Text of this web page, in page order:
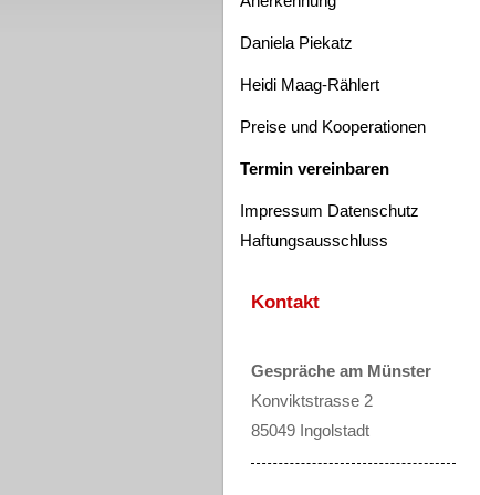
Daniela Piekatz
Heidi Maag-Rählert
Preise und Kooperationen
Termin vereinbaren
Impressum Datenschutz
Haftungsausschluss
Kontakt
Gespräche am Münster
Konviktstrasse 2
85049 Ingolstadt